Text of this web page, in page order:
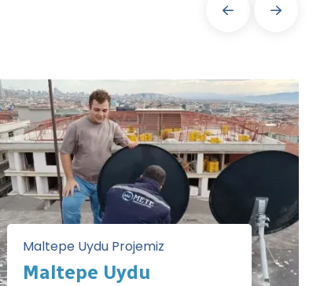
Maltepe Uydu Projemiz
Maltepe Uydu